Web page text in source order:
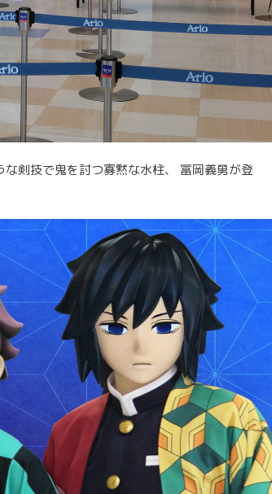
剣技で鬼を討つ寡黙な水柱、 冨岡義勇が登